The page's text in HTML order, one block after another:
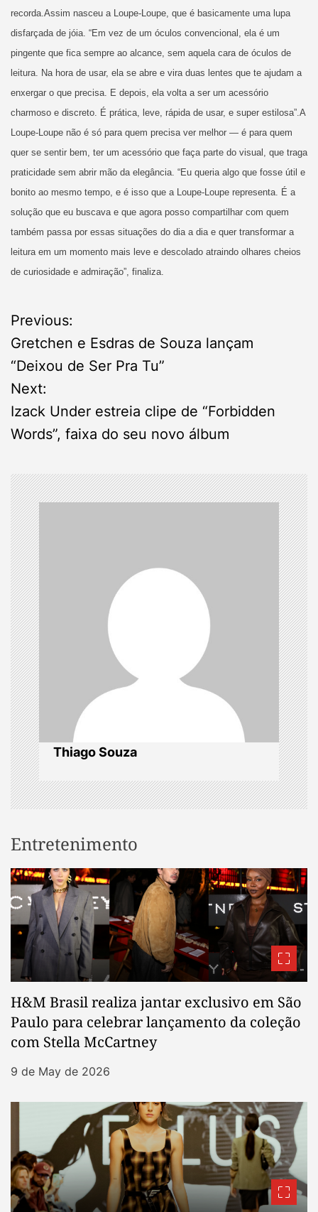
recorda.Assim nasceu a Loupe-Loupe, que é basicamente uma lupa
disfarçada de jóia. “Em vez de um óculos convencional, ela é um
pingente que fica sempre ao alcance, sem aquela cara de óculos de
leitura. Na hora de usar, ela se abre e vira duas lentes que te ajudam a
enxergar o que precisa. E depois, ela volta a ser um acessório
charmoso e discreto. É prática, leve, rápida de usar, e super estilosa”.A
Loupe-Loupe não é só para quem precisa ver melhor — é para quem
quer se sentir bem, ter um acessório que faça parte do visual, que traga
praticidade sem abrir mão da elegância. “Eu queria algo que fosse útil e
bonito ao mesmo tempo, e é isso que a Loupe-Loupe representa. É a
solução que eu buscava e que agora posso compartilhar com quem
também passa por essas situações do dia a dia e quer transformar a
leitura em um momento mais leve e descolado atraindo olhares cheios
de curiosidade e admiração”, finaliza.
P
o
s
t
a
v
i
g
a
t
i
o
n
Previous:
Gretchen e Esdras de Souza lançam
“Deixou de Ser Pra Tu”
Next:
Izack Under estreia clipe de “Forbidden
Words”, faixa do seu novo álbum
Thiago Souza
Entretenimento
H&M Brasil realiza jantar exclusivo em São
Paulo para celebrar lançamento da coleção
com Stella McCartney
9 de May de 2026